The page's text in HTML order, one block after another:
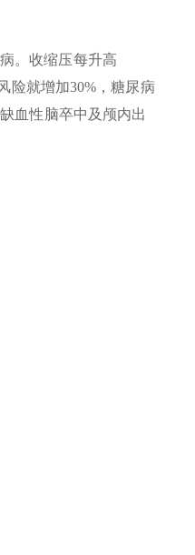
。收缩压每升高
险就增加30%，糖尿病
血性脑卒中及颅内出